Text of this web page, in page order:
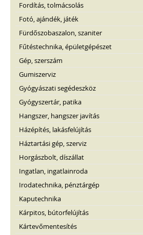
Fordítás, tolmácsolás
Fotó, ajándék, játék
Fürdőszobaszalon, szaniter
Fűtéstechnika, épületgépészet
Gép, szerszám
Gumiszerviz
Gyógyászati segédeszköz
Gyógyszertár, patika
Hangszer, hangszer javítás
Házépítés, lakásfelújítás
Háztartási gép, szerviz
Horgászbolt, díszállat
Ingatlan, ingatlainroda
Irodatechnika, pénztárgép
Kaputechnika
Kárpitos, bútorfelújítás
Kártevőmentesítés